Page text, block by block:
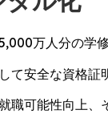
万人分の学
安全な資格証
可能性向上、